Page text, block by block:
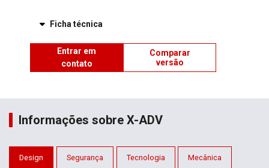
Ficha técnica
Entrar em
contato
Comparar
versão
Informações sobre X-ADV
Design Segurança Tecnologia Mecânica